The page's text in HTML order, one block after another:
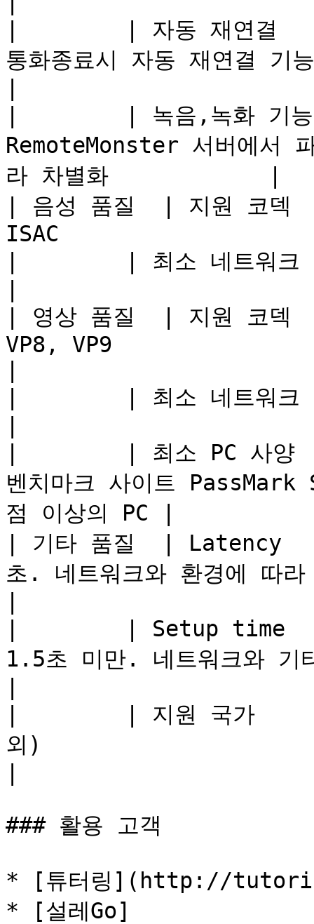
|        | 자동 재연결
통화종료시 자동 재연결 기능
|        | 녹음,녹화 기
RemoteMonster 서버에서
라 차별화            |
| 음성 품질  | 지원 코
ISAC
|        | 최소 네트워크
| 영상 품질  | 지원 코
VP8, VP9
|        | 최소 네트워크
|        | 최소 PC 사양
벤치마크 사이트
점 이상의 PC |
| 기타 품질  |
초. 네트워크와 환경에 따
|        | Setup time
1.5초 미만. 네트워크와 기
|        | 지원 국가
외)
### 활용 고객
* [튜터링](http://
* [설레Go]